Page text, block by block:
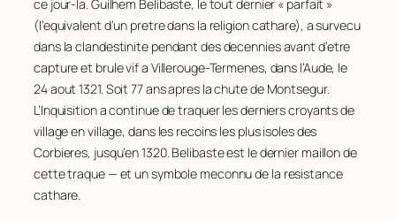
ce jour-la. Guilhem Belibaste, le tout dernier « parfait »
(l’equivalent d’un pretre dans la religion cathare), a survecu
dans la clandestinite pendant des decennies avant d’etre
capture et brule vif a Villerouge-Termenes, dans l’Aude, le
24 aout 1321. Soit 77 ans apres la chute de Montsegur.
L’Inquisition a continue de traquer les derniers croyants de
village en village, dans les recoins les plus isoles des
Corbieres, jusqu’en 1320. Belibaste est le dernier maillon de
cette traque — et un symbole meconnu de la resistance
cathare.